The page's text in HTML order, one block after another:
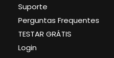
Suporte
Perguntas Frequentes
TESTAR GRÁTIS
Login